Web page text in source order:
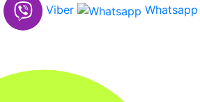
Viber Whatsapp